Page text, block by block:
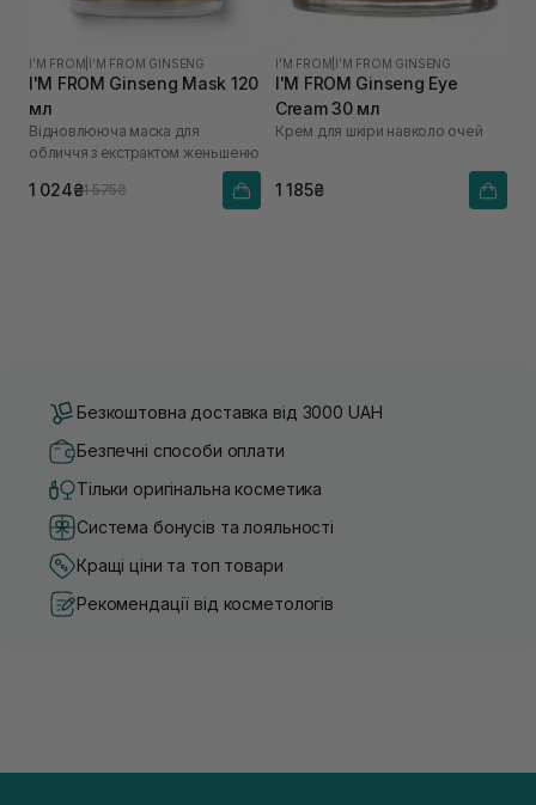
I'M FROM I'M FROM GINSENG
I'M FROM Ginseng Mask 120
мл
Відновлююча маска для
обличчя з екстрактом женьшеню
1 024₴1 575₴
I'M FROM I'M FROM GINSENG
I'M FROM Ginseng Eye
Cream 30 мл
Крем для шкіри навколо очей
1 185₴
Безкоштовна доставка від 3000 UAH
Безпечні способи оплати
Тільки оригінальна косметика
Система бонусів та лояльності
Кращі ціни та топ товари
Рекомендації від косметологів